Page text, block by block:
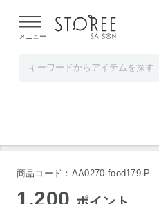
よる配送遅延が発生しておりま
メニュー
たん熊北店 料亭彩椀
商品コード：AA0270-food179-P
1,200